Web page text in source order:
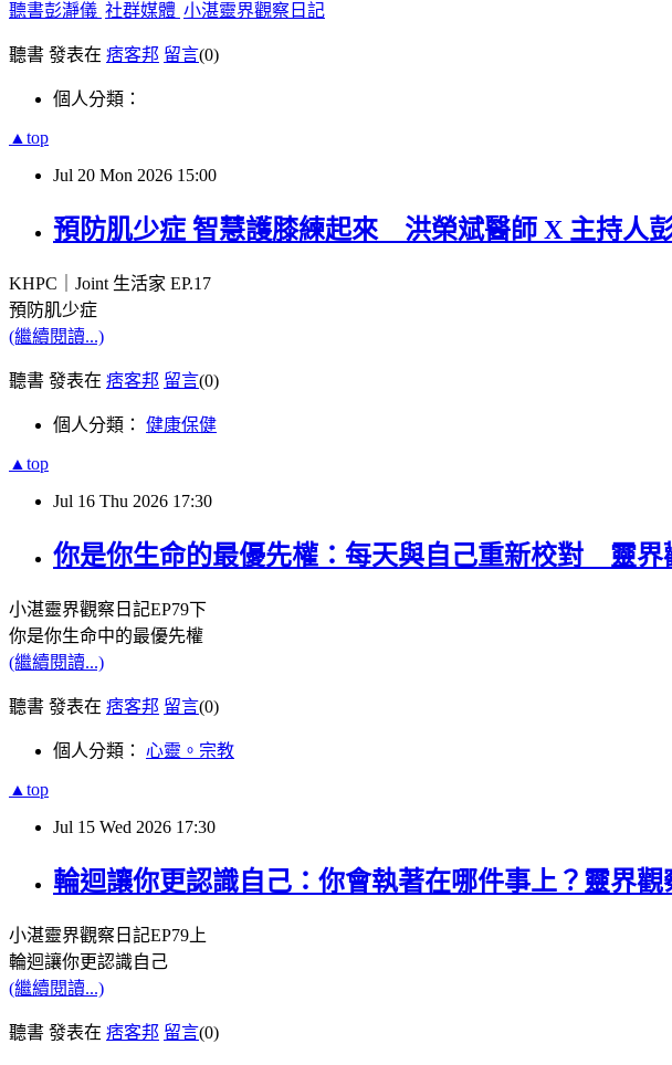
聽書彭瀞儀 社群媒體 小湛靈界觀察日記
聽書 發表在 痞客邦 留言(0)
個人分類：
▲top
Jul 20 Mon 2026 15:00
預防肌少症 智慧護膝練起來 洪榮斌醫師 X 主持人
KHPC｜ Joint 生活家 EP.17
預防肌少症
(繼續閱讀...)
聽書 發表在 痞客邦 留言(0)
個人分類： 健康保健
▲top
Jul 16 Thu 2026 17:30
你是你生命的最優先權：每天與自己重新校對 靈界
小湛靈界觀察日記EP79下
你是你生命中的最優先權
(繼續閱讀...)
聽書 發表在 痞客邦 留言(0)
個人分類： 心靈。宗教
▲top
Jul 15 Wed 2026 17:30
輪迴讓你更認識自己：你會執著在哪件事上？靈界
小湛靈界觀察日記EP79 上
輪迴讓你更認識自己
(繼續閱讀...)
聽書 發表在 痞客邦 留言(0)